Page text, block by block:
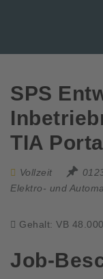
SPS
TIA
Vollzeit
Elektro- und
Gehalt: VB
Job-